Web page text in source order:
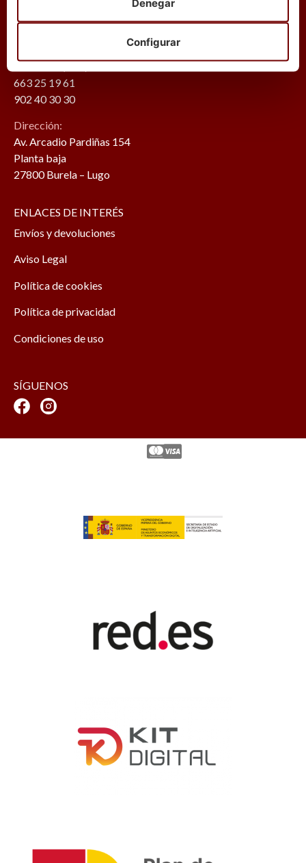
ATENCIÓN AL CLIENTE
Teléfonos (+34):
663 25 19 61
902 40 30 30
Dirección:
Av. Arcadio Pardiñas 154
Planta baja
27800 Burela – Lugo
ENLACES DE INTERÉS
Envíos y devoluciones
Aviso Legal
Política de cookies
Política de privacidad
Condiciones de uso
SÍGUENOS
Configurar
Denegar